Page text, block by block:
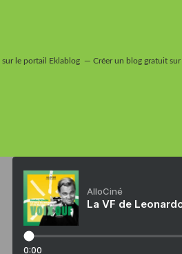
sur le portail Eklablog Créer un blog gratuit
AlloCiné
La VF de
0:00